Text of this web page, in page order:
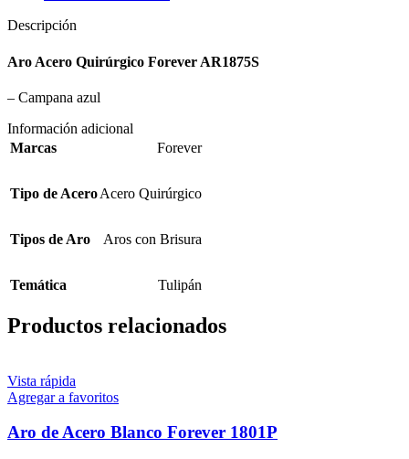
Descripción
Aro Acero Quirúrgico Forever AR1875S
– Campana azul
Información adicional
Marcas
Forever
Tipo de AceroAcero Quirúrgico
Tipos de Aro Aros con Brisura
Temática Tulipán
Productos relacionados
Vista rápida
Agregar a favoritos
Aro de Acero Blanco Forever 1801P